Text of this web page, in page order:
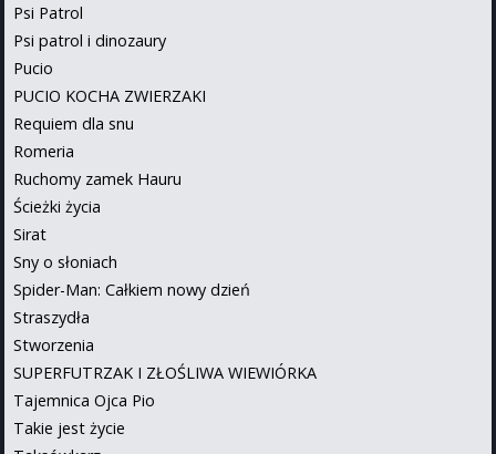
Psi Patrol
Psi patrol i dinozaury
Pucio
PUCIO KOCHA ZWIERZAKI
Requiem dla snu
Romeria
Ruchomy zamek Hauru
Ścieżki życia
Sirat
Sny o słoniach
Spider-Man: Całkiem nowy dzień
Straszydła
Stworzenia
SUPERFUTRZAK I ZŁOŚLIWA WIEWIÓRKA
Tajemnica Ojca Pio
Takie jest życie